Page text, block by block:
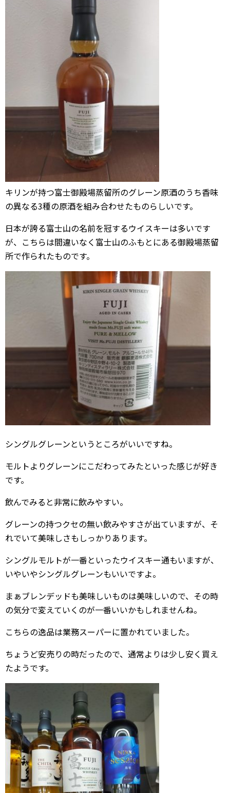
キリンが持つ富士御殿場蒸留所のグレーン原酒のうち香味
の異なる3種の原酒を組み合わせたものらしいです。
日本が誇る富士山の名前を冠するウイスキーは多いです
が、こちらは間違いなく富士山のふもとにある御殿場蒸留
所で作られたものです。
シングルグレーンというところがいいですね。
モルトよりグレーンにこだわってみたといった感じが好き
です。
飲んでみると非常に飲みやすい。
グレーンの持つクセの無い飲みやすさが出ていますが、そ
れでいて美味しさもしっかりあります。
シングルモルトが一番といったウイスキー通もいますが、
いやいやシングルグレーンもいいですよ。
まぁブレンデッドも美味しいものは美味しいので、その時
の気分で変えていくのが一番いいかもしれませんね。
こちらの逸品は業務スーパーに置かれていました。
ちょうど安売りの時だったので、通常よりは少し安く買え
たようです。